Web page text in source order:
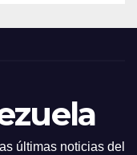
últimas noticias del